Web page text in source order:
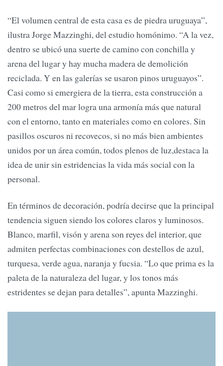
“El volumen central de esta casa es de piedra uruguaya”,
ilustra Jorge Mazzinghi, del estudio homónimo. “A la vez,
dentro se ubicó una suerte de camino con conchilla y
arena del lugar y hay mucha madera de demolición
reciclada. Y en las galerías se usaron pinos uruguayos”.
Casi como si emergiera de la tierra, esta construcción a
200 metros del mar logra una armonía más que natural
con el entorno, tanto en materiales como en colores. Sin
pasillos oscuros ni recovecos, si no más bien ambientes
unidos por un área común, todos plenos de luz,destaca la
idea de unir sin estridencias la vida más social con la
personal.
En términos de decoración, podría decirse que la principal
tendencia siguen siendo los colores claros y luminosos.
Blanco, marfil, visón y arena son reyes del interior, que
admiten perfectas combinaciones con destellos de azul,
turquesa, verde agua, naranja y fucsia. “Lo que prima es la
paleta de la naturaleza del lugar, y los tonos más
estridentes se dejan para detalles”, apunta Mazzinghi.